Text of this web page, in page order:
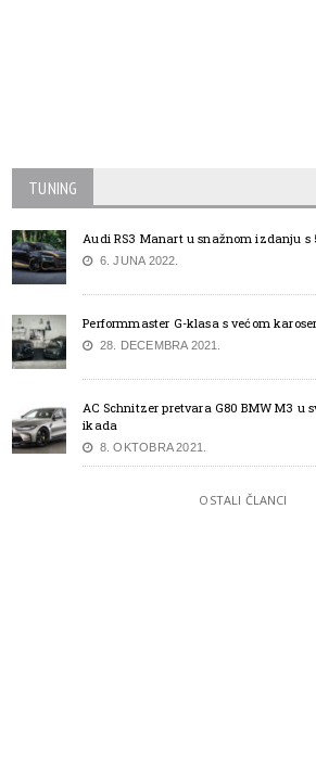
TUNING
Audi RS3 Manart u snažnom izdanju s
6. JUNA 2022.
Performmaster G-klasa s većom
28. DECEMBRA 2021.
AC Schnitzer pretvara G80 BMW M3 u
ikada
8. OKTOBRA 2021.
OSTALI ČLANCI